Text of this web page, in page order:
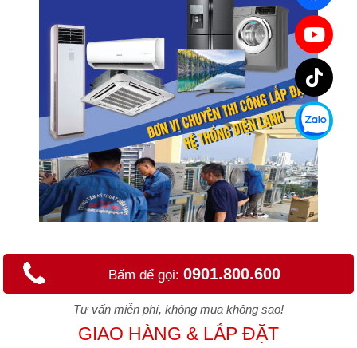
Bấm để gọi: 0901.800.600
Tư vấn miễn phí, không mua không sao!
GIAO HÀNG & LẮP ĐẶT